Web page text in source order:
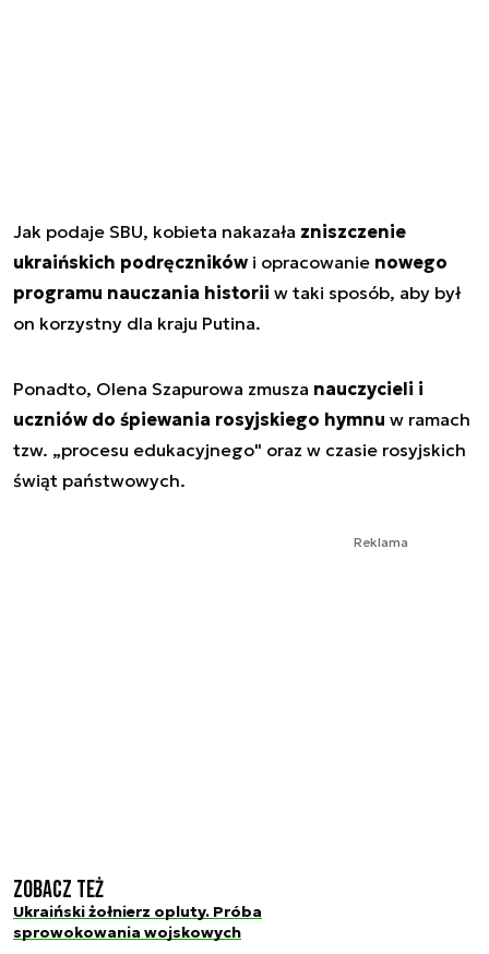
Jak podaje SBU, kobieta nakazała zniszczenie
ukraińskich podręczników i opracowanie nowego
programu nauczania historii w taki sposób, aby był
on korzystny dla kraju Putina.
Ponadto, Olena Szapurowa zmusza nauczycieli i
uczniów do śpiewania rosyjskiego hymnu w ramach
tzw. „procesu edukacyjnego" oraz w czasie rosyjskich
świąt państwowych.
Reklama
Zobacz też
Ukraiński żołnierz opluty. Próba
sprowokowania wojskowych